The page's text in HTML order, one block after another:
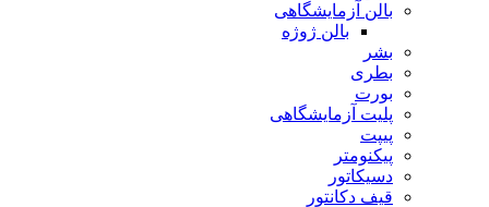
بالن آزمایشگاهی
بالن ژوژه
بشر
بطری
بورت
پلیت آزمایشگاهی
پیپت
پیکنومتر
دسیکاتور
قیف دکانتور